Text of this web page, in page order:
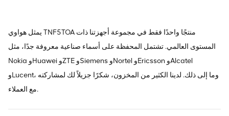
يمثل هواوي TNF5TOA منتجًا واحدًا فقط في مجموعة أجهزتنا ذات
المستوى العالمي. تشتمل المحفظة على أسماء صناعية معروفة جدًا، مثل
Nokia وHuawei وZTE وSiemens وNortel وEricsson وAlcatel
وLucent، وما إلى ذلك. لدينا الكثير من المخزون، شكرًا جزيلاً لك لمشاركته
مع العملاء.